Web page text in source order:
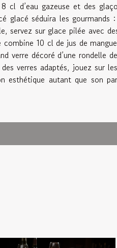
cl d’eau gazeuse et des
glacé séduira les gourmands
servez sur glace pilée avec
10 cl de jus de
verre décoré d’une rondelle
verres adaptés, jouez sur
esthétique autant que son